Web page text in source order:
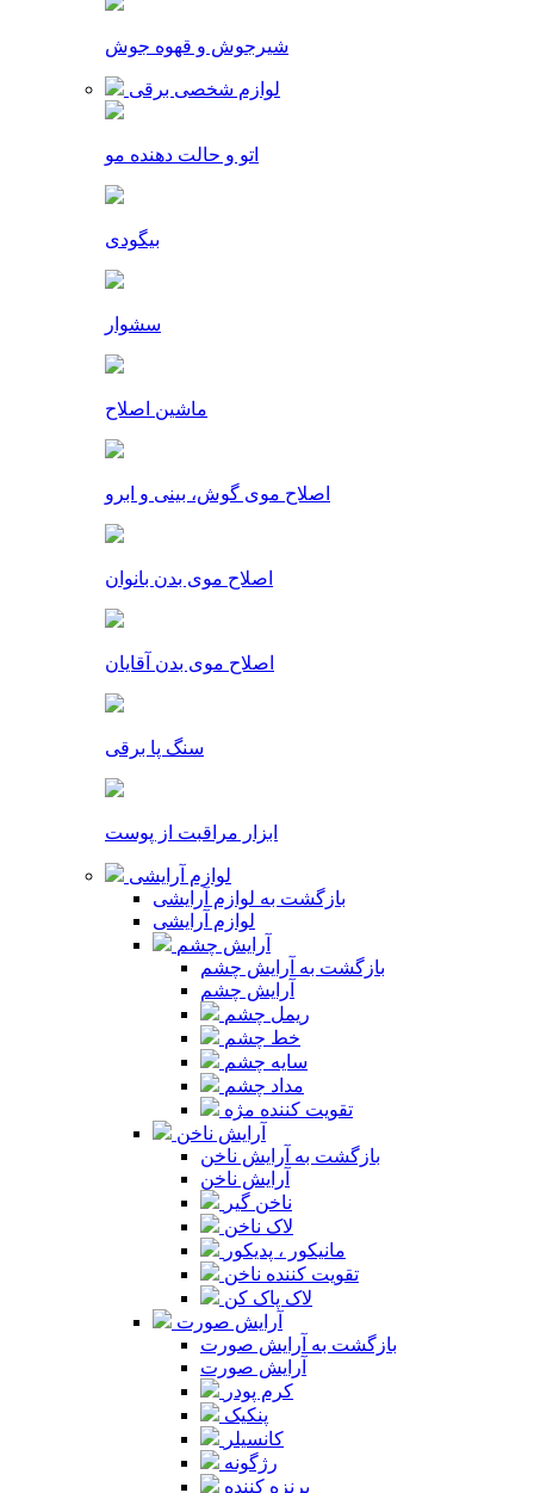
شیرجوش و قهوه جوش
لوازم شخصی برقی
اتو و حالت دهنده مو
بیگودی
سشوار
ماشین اصلاح
اصلاح موی گوش، بینی و ابرو
اصلاح موی بدن بانوان
اصلاح موی بدن آقایان
سنگ پا برقی
ابزار مراقبت از پوست
لوازم آرایشی
بازگشت به لوازم آرایشی
لوازم آرایشی
آرایش چشم
بازگشت به آرایش چشم
آرایش چشم
ریمل چشم
خط چشم
سایه چشم
مداد چشم
تقویت کننده مژه
آرایش ناخن
بازگشت به آرایش ناخن
آرایش ناخن
ناخن گیر
لاک ناخن
مانیکور ، پدیکور
تقویت کننده ناخن
لاک پاک کن
آرایش صورت
بازگشت به آرایش صورت
آرایش صورت
کرم پودر
پنکیک
کانسیلر
رژگونه
برنزه کننده